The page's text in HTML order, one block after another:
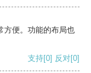
方便。功能的布局也
支持[0] 反对[0]